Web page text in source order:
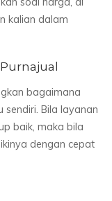
kalian dalam
bagaimana
sendiri. Bila layanan
baik, maka bila
dengan cepat